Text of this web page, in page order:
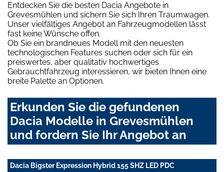
Entdecken Sie die besten Dacia Angebote in
Grevesmühlen und sichern Sie sich Ihren Traumwagen.
Unser vielfältiges Angebot an Fahrzeugmodellen lässt
fast keine Wünsche offen.
Ob Sie ein brandneues Modell mit den neuesten
technologischen Features suchen oder sich für ein
preiswertes, aber qualitativ hochwertiges
Gebrauchtfahrzeug interessieren, wir bieten Ihnen eine
breite Palette an Optionen.
Erkunden Sie die gefundenen
Dacia Modelle in Grevesmühlen
und fordern Sie Ihr Angebot an
Dacia Bigster Expression Hybrid 155 SHZ LED PDC